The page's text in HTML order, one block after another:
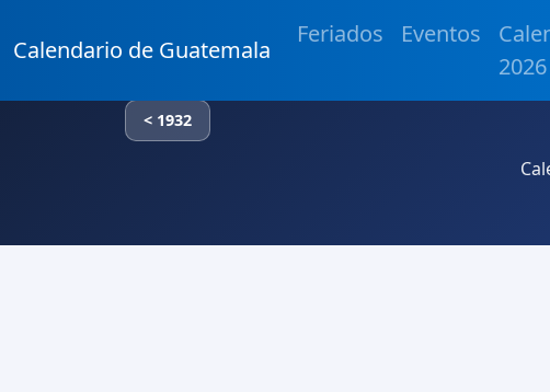
Calendario de Guatemala
Feriados Eventos
2026
< 1932